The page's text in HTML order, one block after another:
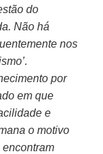
do
Não há
nos
por
em que
e
o motivo